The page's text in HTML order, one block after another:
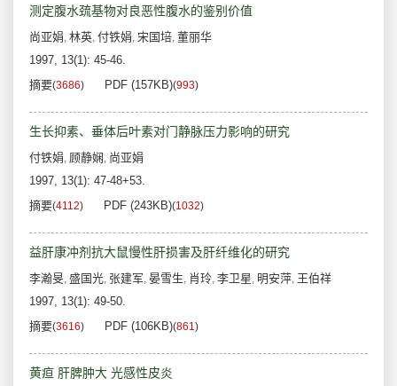
测定腹水巯基物对良恶性腹水的鉴别价值
尚亚娟, 林英, 付铁娟, 宋国培, 董丽华
1997, 13(1): 45-46.
摘要(3686) PDF (157KB)(993)
生长抑素、垂体后叶素对门静脉压力影响的研究
付铁娟, 顾静娴 , 尚亚娟
1997, 13(1): 47-48+53.
摘要(4112) PDF (243KB)(1032)
益肝康冲剂抗大鼠慢性肝损害及肝纤维化的研究
李瀚旻, 盛国光, 张建军, 晏雪生, 肖玲, 李卫星, 明安萍, 王伯祥
1997, 13(1): 49-50.
摘要(3616) PDF (106KB)(861)
黄疸 肝脾肿大 光感性皮炎